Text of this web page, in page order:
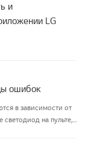
и
LG
ошибок
в зависимости от
светодиод на пульте,